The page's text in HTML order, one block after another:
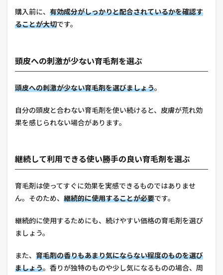
購入前に、 有効成分がしっかりと配合されているかを確認す
ることが大切です。
頭皮への刺激が少ない育毛剤を選ぶ
頭皮への刺激が少ない育毛剤を選びましょう。
自分の頭皮と合わない育毛剤を使い続けると、皮膚が荒れ効
果を感じられない場合があります。
継続して利用できる使い勝手の良い育毛剤を選ぶ
育毛剤は使ってすぐに効果を実感できるものではありませ
ん。そのため、 継続的に使用することが必要です。
継続的に使用するためにも、続けやすい価格の育毛剤を選び
ましょう。
また、 育毛剤の香りもあまり気にならない程度のものを選び
ましょう。香りが独特のものや少し気になるものの場合、周